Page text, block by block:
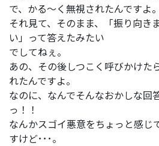
で、かる～く無視されたんですよ。
それ見て、そのまま、「振り向き
い」って答えたみたい
でしてねぇ。
あの、その後しつこく呼びかけた
れたんですよ。
なのに、なんでそんなおかしな回
っ！！
なんかスゴイ悪意をちょっと感じ
すけど･･･。